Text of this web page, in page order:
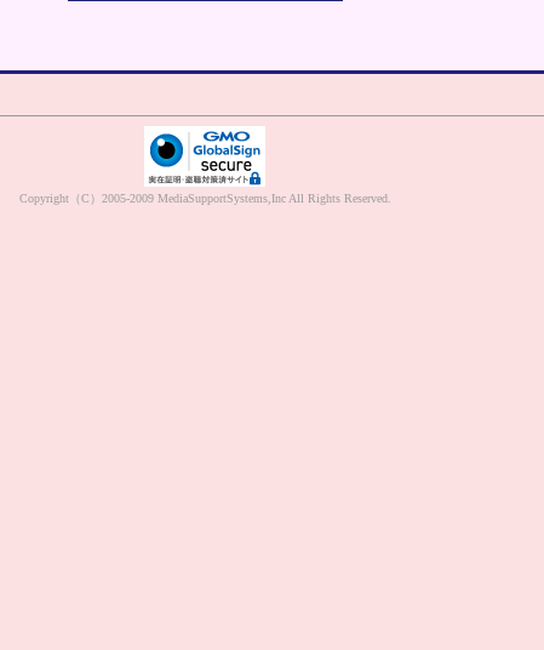
Copyright（C）2005-2009 MediaSupportSystems,Inc All Rights Reserved.